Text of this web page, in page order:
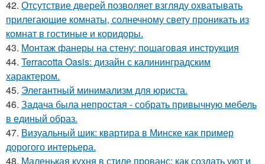
42. Отсутствие дверей позволяет взгляду охватывать
прилегающие комнаты, солнечному свету проникать из
комнат в гостиные и коридоры.
43. Монтаж фанеры на стену: пошаговая инструкция
44. Terracotta Oasis: дизайн с калининградским
характером.
45. Элегантный минимализм для юриста.
46. Задача была непростая - собрать привычную мебель
в единый образ.
47. Визуальный шик: квартира в Минске как пример
дорогого интерьера.
48. Маленькая кухня в стиле прованс: как создать уют и